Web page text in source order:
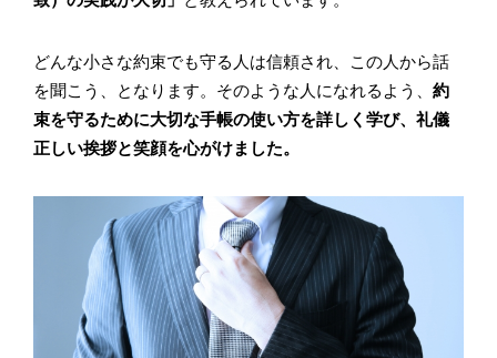
どんな小さな約束でも守る人は信頼され、この人から話
を聞こう、となります。そのような人になれるよう、 約
束を守るために大切な手帳の使い方を詳しく学び、礼儀
正しい挨拶と笑顔を心がけました。